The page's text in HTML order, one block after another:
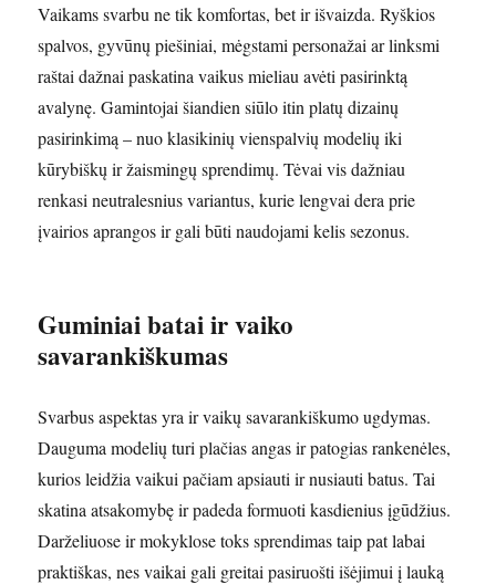
Vaikams svarbu ne tik komfortas, bet ir išvaizda. Ryškios
spalvos, gyvūnų piešiniai, mėgstami personažai ar linksmi
raštai dažnai paskatina vaikus mieliau avėti pasirinktą
avalynę. Gamintojai šiandien siūlo itin platų dizainų
pasirinkimą – nuo klasikinių vienspalvių modelių iki
kūrybiškų ir žaismingų sprendimų. Tėvai vis dažniau
renkasi neutralesnius variantus, kurie lengvai dera prie
įvairios aprangos ir gali būti naudojami kelis sezonus.
Guminiai batai ir vaiko
savarankiškumas
Svarbus aspektas yra ir vaikų savarankiškumo ugdymas.
Dauguma modelių turi plačias angas ir patogias rankenėles,
kurios leidžia vaikui pačiam apsiauti ir nusiauti batus. Tai
skatina atsakomybę ir padeda formuoti kasdienius įgūdžius.
Darželiuose ir mokyklose toks sprendimas taip pat labai
praktiškas, nes vaikai gali greitai pasiruošti išėjimui į lauką